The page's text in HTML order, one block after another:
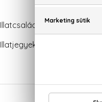
Illatcsalád: Virágos-orientális
Illatjegyek: Mandarin,